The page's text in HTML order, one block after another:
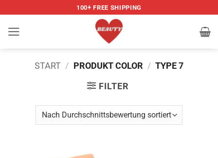
springen
100+ FREE SHIPPING
START / PRODUKT COLOR / TYPE 7
FILTER